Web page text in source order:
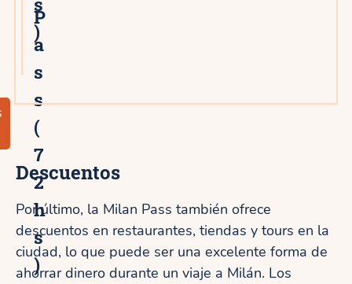
)
P
a
s
s
(
7
2
h
s
)
Descuentos
Por último, la Milan Pass también ofrece
descuentos en restaurantes, tiendas y tours en la
ciudad, lo que puede ser una excelente forma de
ahorrar dinero durante un viaje a Milán. Los